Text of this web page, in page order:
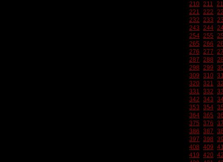
210 211
221 222
232 233
243 244
254 255
265 266
276 277
287 288
298 299
309 310
320 321
331 332
342 343
353 354
364 365
375 376
386 387
397 398
408 409
419 420